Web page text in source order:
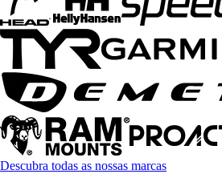
Descubra todas as nossas marcas